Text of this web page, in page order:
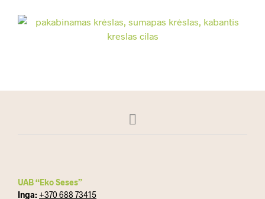
UAB “Eko Seses”
Inga: +370 688 73415